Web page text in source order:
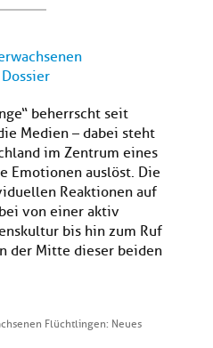
beherrscht seit
Medien – dabei steht
im Zentrum eines
Emotionen auslöst. Die
Reaktionen auf
von einer aktiv
bis hin zum Ruf
der Mitte dieser beiden
Flüchtlingen: Neues